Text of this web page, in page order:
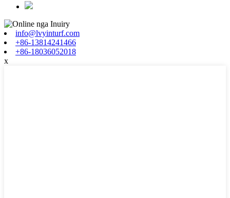
info@lvyinturf.com
+86-13814241466
+86-18036052018
x